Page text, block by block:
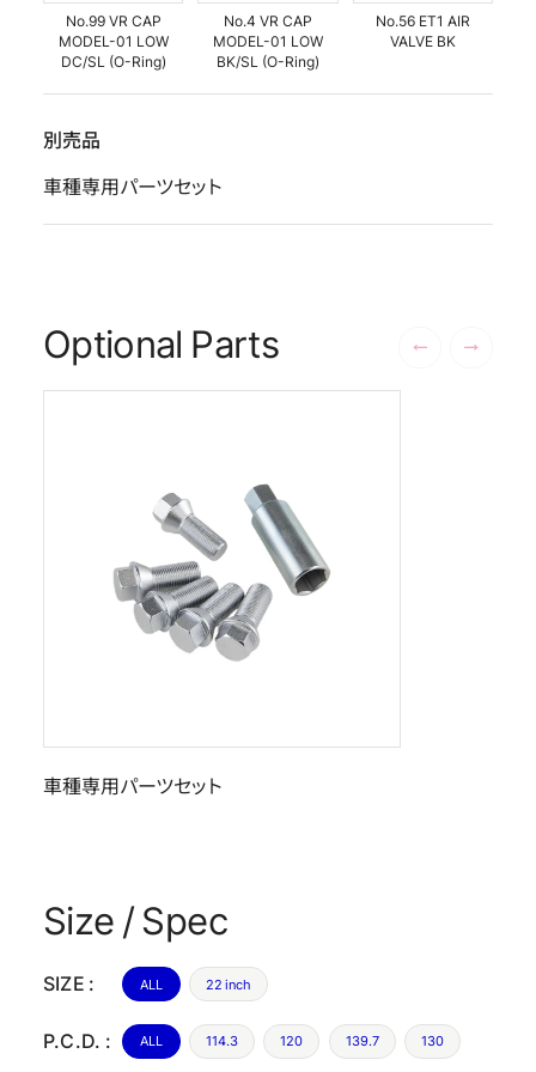
No.99 VR CAP
MODEL-01 LOW
DC/SL (O-Ring)
No.4 VR CAP
MODEL-01 LOW
BK/SL (O-Ring)
No.56 ET1 AIR
VALVE BK
別売品
車種専用パーツセット
Optional Parts
車種専用パーツセット
Size / Spec
SIZE : ALL 22 inch
P.C.D. : ALL 114.3 120 139.7 130